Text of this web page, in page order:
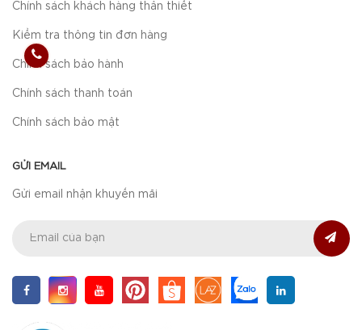
Chính sách khách hàng thân thiết
Kiểm tra thông tin đơn hàng
Chính sách bảo hành
Chính sách thanh toán
Chính sách bảo mật
GỬI EMAIL
Gửi email nhận khuyến mãi